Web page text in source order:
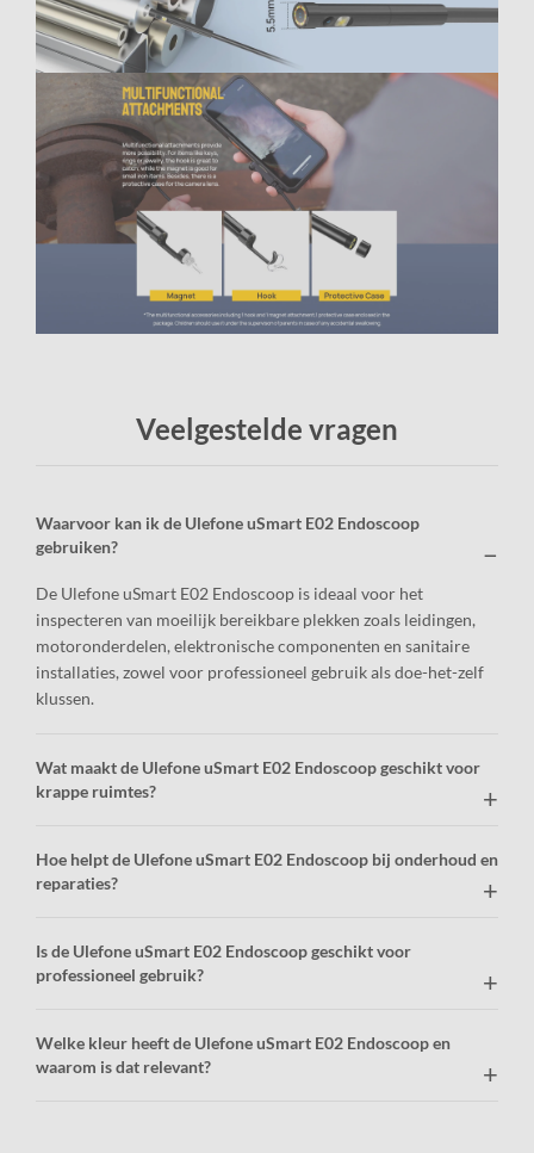
Veelgestelde vragen
Waarvoor kan ik de Ulefone uSmart E02 Endoscoop
gebruiken?
De Ulefone uSmart E02 Endoscoop is ideaal voor het
inspecteren van moeilijk bereikbare plekken zoals leidingen,
motoronderdelen, elektronische componenten en sanitaire
installaties, zowel voor professioneel gebruik als doe-het-zelf
klussen.
Wat maakt de Ulefone uSmart E02 Endoscoop geschikt voor
krappe ruimtes?
Hoe helpt de Ulefone uSmart E02 Endoscoop bij onderhoud en
reparaties?
Is de Ulefone uSmart E02 Endoscoop geschikt voor
professioneel gebruik?
Welke kleur heeft de Ulefone uSmart E02 Endoscoop en
waarom is dat relevant?